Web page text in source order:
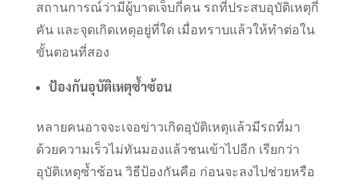
สถานการณ์ว่ามีผู้บาดเจ็บกี่คน รถที่ประสบอุบัติเหตุกี่
คัน และจุดเกิดเหตุอยู่ที่ใด เมื่อทราบแล้วให้ทำต่อใน
ขั้นตอนที่สอง
ป้องกันอุบัติเหตุซ้ำซ้อน
หลายคนอาจจะเจอข่าวเกิดอุบัติเหตุแล้วมีรถที่มา
ด้วยความเร็วไม่ทันมองแล้วชนเข้าไปอีก เรียกว่า
อุบัติเหตุซ้ำซ้อน วิธีป้องกันคือ ก่อนจะลงไปช่วยหรือ